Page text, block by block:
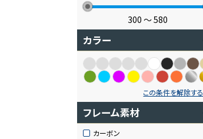
300 〜580
カラー
この条件を解除する
フレーム素材
カーボン